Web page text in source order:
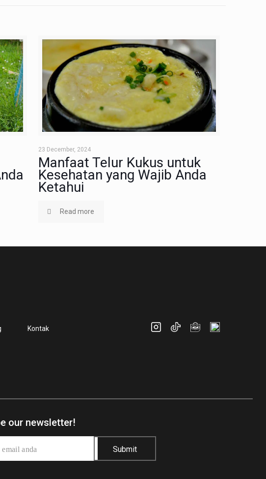
23 December, 2024
Manfaat Telur Kukus untuk
Kesehatan yang Wajib Anda
Ketahui
Read more
Kontak
our newsletter!
Submit